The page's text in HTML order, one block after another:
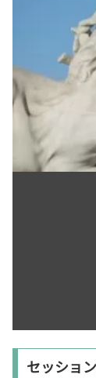
セッショ